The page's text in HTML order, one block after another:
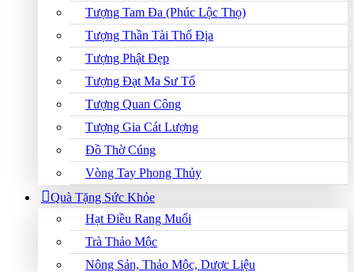
Tượng Tam Đa (Phúc Lộc Thọ)
Tượng Thần Tài Thổ Địa
Tượng Phật Đẹp
Tượng Đạt Ma Sư Tổ
Tượng Quan Công
Tượng Gia Cát Lượng
Đồ Thờ Cúng
Vòng Tay Phong Thủy
Quà Tặng Sức Khỏe
Hạt Điều Rang Muối
Trà Thảo Mộc
Nông Sản, Thảo Mộc, Dược Liệu